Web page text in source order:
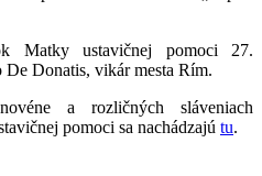
Matky ustavičnej pomoci 27.
Donatis, vikár mesta Rím.
a rozličných sláveniach
pomoci sa nachádzajú tu.